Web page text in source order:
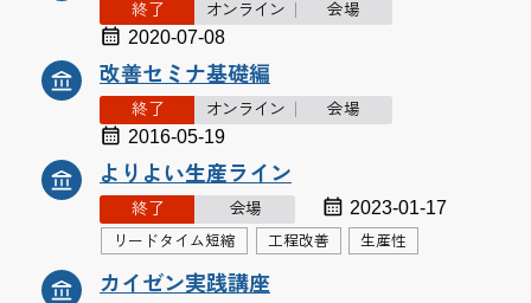
終了 オンライン 会場
2020-07-08
改善セミナ基礎編
終了 オンライン 会場
2016-05-19
よりよい生産ライン
終了 会場 2023-01-17
リードタイム短縮 工程改善 生産性
カイゼン実践講座